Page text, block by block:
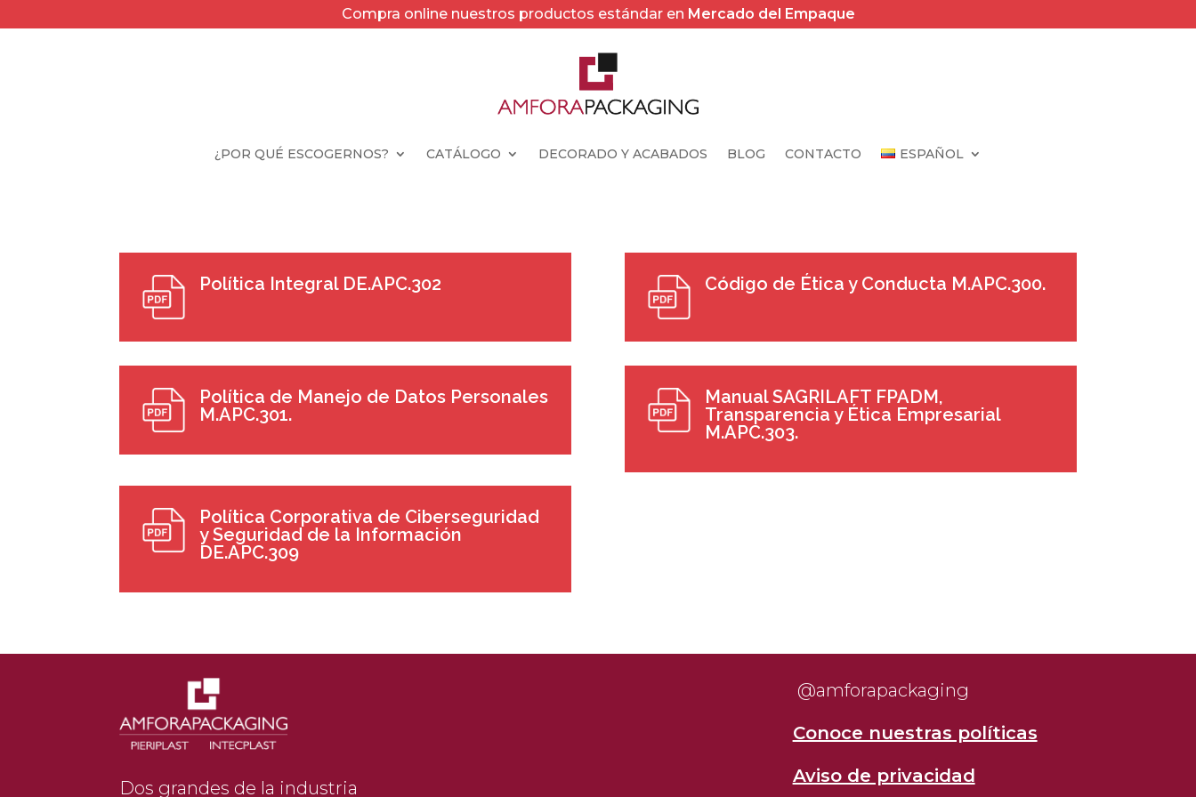
Compra online nuestros productos estándar en Mercado del Empaque
¿POR QUÉ ESCOGERNOS? CATÁLOGO DECORADO Y ACABADOS BLOG CONTACTO ESPAÑOL
Política Integral DE.APC.302 Código de Ética y Conducta M.APC.300.
Política de Manejo de Datos Personales
M.APC.301.
Manual SAGRILAFT FPADM,
Transparencia y Ética Empresarial
M.APC.303.
Política Corporativa de Ciberseguridad
y Seguridad de la Información
DE.APC.309
Dos grandes de la industria
@amforapackaging
Conoce nuestras políticas
Aviso de privacidad